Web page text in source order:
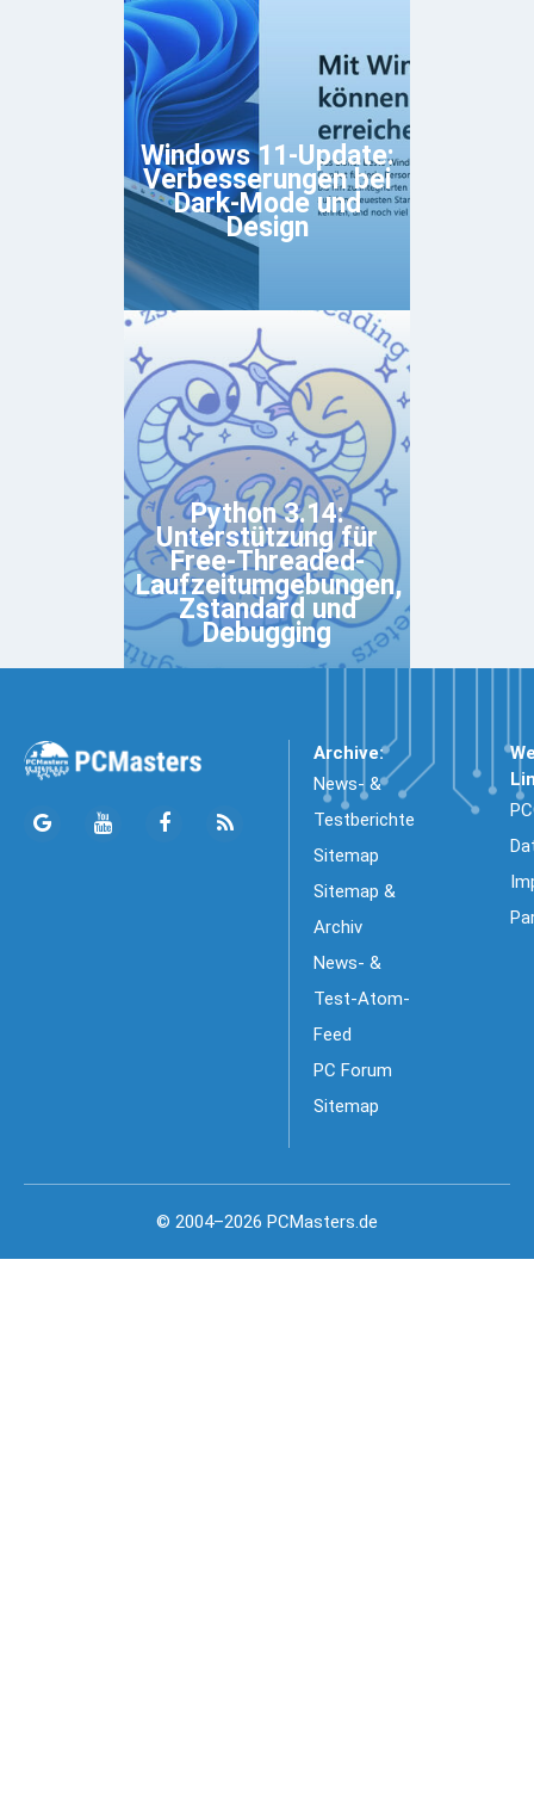
Windows 11-Update:
Verbesserungen bei
Dark-Mode und
Design
Python 3.14:
Unterstützung für
Free-Threaded-
Laufzeitumgebungen,
Zstandard und
Debugging
Archive:
News- &
Testberichte
Sitemap
Sitemap &
Archiv
News- &
Test-Atom-
Feed
PC Forum
Sitemap
© 2004–2026 PCMasters.de